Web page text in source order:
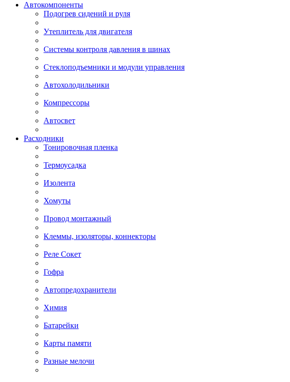
Автокомпоненты
Подогрев сидений и руля
Утеплитель для двигателя
Системы контроля давления в шинах
Стеклоподъемники и модули управления
Автохолодильники
Компрессоры
Автосвет
Расходники
Тонировочная пленка
Термоусадка
Изолента
Хомуты
Провод монтажный
Клеммы, изоляторы, коннекторы
Реле Сокет
Гофра
Автопредохранители
Химия
Батарейки
Карты памяти
Разные мелочи